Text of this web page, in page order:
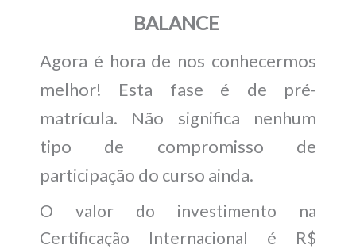
i
n
BALANCE
Agora é hora de nos conhecermos
melhor! Esta fase é de pré-
matrícula. Não significa nenhum
tipo de compromisso de
participação do curso ainda.
O valor do investimento na
Certificação Internacional é R$